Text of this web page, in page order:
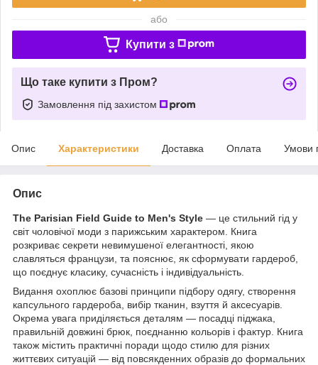
або
Купити з
Що таке купити з Пром?
Замовлення під захистом
Опис Характеристики Доставка Оплата Умови
Опис
The Parisian Field Guide to Men's Style — це стильний гід у
світ чоловічої моди з парижським характером. Книга
розкриває секрети невимушеної елегантності, якою
славляться французи, та пояснює, як сформувати гардероб,
що поєднує класику, сучасність і індивідуальність.
Видання охоплює базові принципи підбору одягу, створення
капсульного гардероба, вибір тканин, взуття й аксесуарів.
Окрема увага приділяється деталям — посадці піджака,
правильній довжині брюк, поєднанню кольорів і фактур. Книга
також містить практичні поради щодо стилю для різних
життєвих ситуацій — від повсякденних образів до формальних